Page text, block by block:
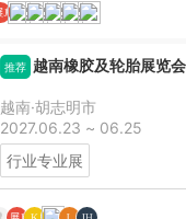
推荐 越南橡胶及轮胎展览
越南·胡志明市
2027.06.23 ~ 06.25
行业专业展